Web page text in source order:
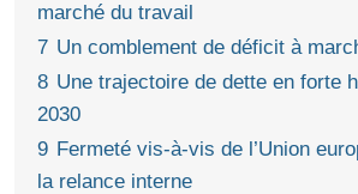
marché du travail
7 Un comblement de déficit à
8 Une trajectoire de dette en forte
2030
9 Fermeté vis-à-vis de l’Union
la relance interne